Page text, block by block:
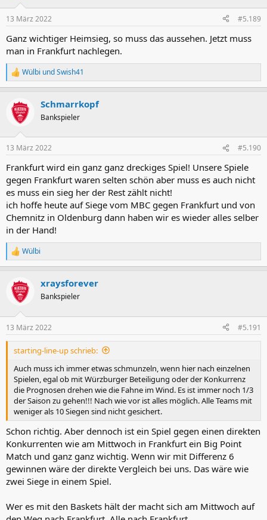
e
:
13 März 2022 #5.189
Ganz wichtiger Heimsieg, so muss das aussehen. Jetzt muss
man in Frankfurt nachlegen.
R
e
k
t
e
:
Wülbi undSwish41
Schmarrkopf
Bankspieler
13 März 2022 #5.190
Frankfurt wird ein ganz ganz dreckiges Spiel! Unsere Spiele
gegen Frankfurt waren selten schön aber muss es auch nicht
es muss ein sieg her der Rest zählt nicht!
ich hoffe heute auf Siege vom MBC gegen Frankfurt und von
Chemnitz in Oldenburg dann haben wir es wieder alles selber
in der Hand!
R
e
k
t
e
n
Wülbi
xraysforever
Bankspieler
13 März 2022 #5.191
starting-line-up schrieb:
Auch muss ich immer etwas schmunzeln, wenn hier nach einzelnen
Spielen, egal ob mit Würzburger Beteiligung oder der Konkurrenz
die Prognosen drehen wie die Fahne im Wind. Es ist immer noch 1/3
der Saison zu gehen!!! Nach wie vor ist alles möglich. Alle Teams mit
weniger als 10 Siegen sind nicht gesichert.
Schon richtig. Aber dennoch ist ein Spiel gegen einen direkten
Konkurrenten wie am Mittwoch in Frankfurt ein Big Point
Match und ganz ganz wichtig. Wenn wir mit Differenz 6
gewinnen wäre der direkte Vergleich bei uns. Das wäre wie
zwei Siege in einem Spiel.
Wer es mit den Baskets hält der macht sich am Mittwoch auf